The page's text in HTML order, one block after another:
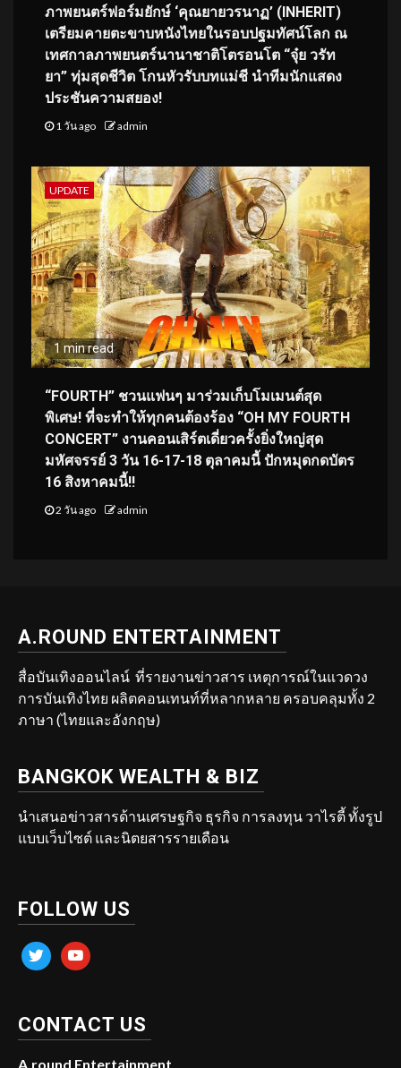
ภาพยนตร์ฟอร์มยักษ์ ‘คุณยายวรนาฏ’ (INHERIT)
เตรียมคายตะขาบหนังไทยในรอบปฐมทัศน์โลก ณ
เทศกาลภาพยนตร์นานาชาติโตรอนโต “จุ๋ย วรัท
ยา” ทุ่มสุดชีวิต โกนหัวรับบทแม่ชี นำทีมนักแสดง
ประชันความสยอง!
1 วัน ago admin
UPDATE
1 min read
“FOURTH” ชวนแฟนๆ มาร่วมเก็บโมเมนต์สุด
พิเศษ! ที่จะทำให้ทุกคนต้องร้อง “OH MY FOURTH
CONCERT” งานคอนเสิร์ตเดี่ยวครั้งยิ่งใหญ่สุด
มหัศจรรย์ 3 วัน 16-17-18 ตุลาคมนี้ ปักหมุดกดบัตร
16 สิงหาคมนี้!!
2 วัน ago admin
A.ROUND ENTERTAINMENT
สื่อบันเทิงออนไลน์ ที่รายงานข่าวสาร เหตุการณ์ในแวดวง
การบันเทิงไทย ผลิตคอนเทนท์ที่หลากหลาย ครอบคลุมทั้ง 2
ภาษา (ไทยและอังกฤษ)
BANGKOK WEALTH & BIZ
นำเสนอข่าวสารด้านเศรษฐกิจ ธุรกิจ การลงทุน วาไรตี้ ทั้งรูป
แบบเว็บไซต์ และนิตยสารรายเดือน
FOLLOW US
twitter youtube
CONTACT US
A.round Entertainment